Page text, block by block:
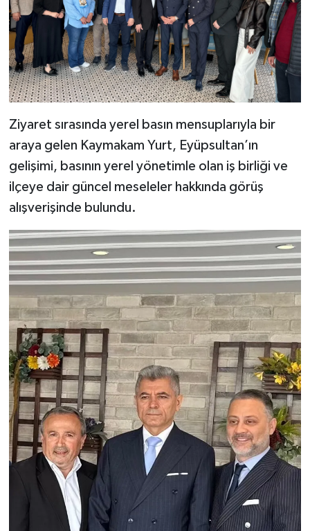
Ziyaret sırasında yerel basın mensuplarıyla bir
araya gelen Kaymakam Yurt, Eyüpsultan’ın
gelişimi, basının yerel yönetimle olan iş birliği ve
ilçeye dair güncel meseleler hakkında görüş
alışverişinde bulundu.